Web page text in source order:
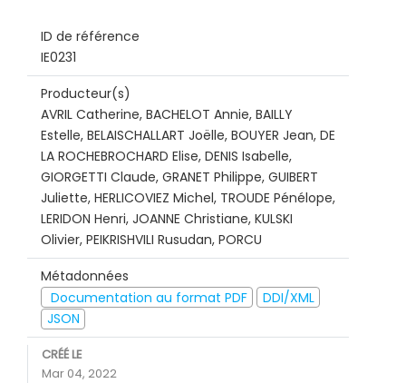
ID de référence
IE0231
Producteur(s)
AVRIL Catherine, BACHELOT Annie, BAILLY
Estelle, BELAISCHALLART Joëlle, BOUYER Jean, DE
LA ROCHEBROCHARD Elise, DENIS Isabelle,
GIORGETTI Claude, GRANET Philippe, GUIBERT
Juliette, HERLICOVIEZ Michel, TROUDE Pénélope,
LERIDON Henri, JOANNE Christiane, KULSKI
Olivier, PEIKRISHVILI Rusudan, PORCU
Métadonnées
Documentation au format PDF
DDI/XML
JSON
CRÉÉ LE
Mar 04, 2022